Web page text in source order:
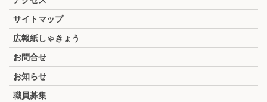
サイトマップ
広報紙しゃきょう
お問合せ
お知らせ
職員募集